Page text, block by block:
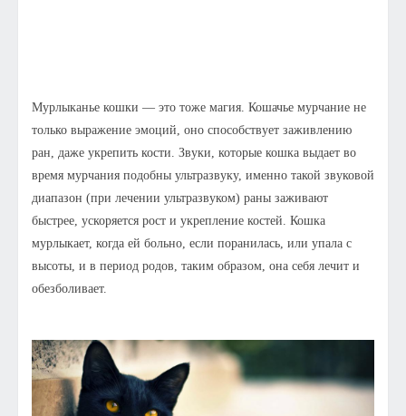
Мурлыканье кошки — это тоже магия. Кошачье мурчание не
только выражение эмоций, оно способствует заживлению
ран, даже укрепить кости. Звуки, которые кошка выдает во
время мурчания подобны ультразвуку, именно такой звуковой
диапазон (при лечении ультразвуком) раны заживают
быстрее, ускоряется рост и укрепление костей. Кошка
мурлыкает, когда ей больно, если поранилась, или упала с
высоты, и в период родов, таким образом, она себя лечит и
обезболивает.